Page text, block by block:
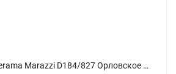
Плитка Бордюр Kerama Marazzi D184/827 Орловское полесье Травы 5,8х20